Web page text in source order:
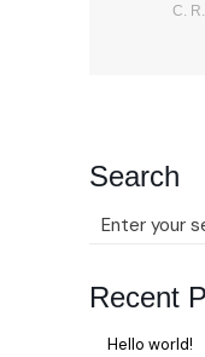
C.
Search
Recent
Hello world!